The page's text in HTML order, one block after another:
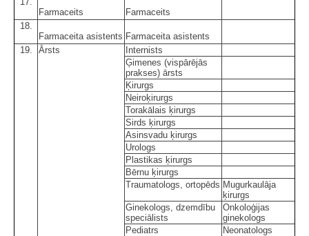
Farmaceits
Farmaceits
18.
Farmaceita asistents Farmaceita asistents
19.
Ārsts
Internists
Ģimenes (vispārējās
prakses) ārsts
Ķirurgs
Neiroķirurgs
Torakālais ķirurgs
Sirds ķirurgs
Asinsvadu ķirurgs
Urologs
Plastikas ķirurgs
Bērnu ķirurgs
Traumatologs, ortopēds Mugurkaulāja
ķirurgs
Ginekologs, dzemdību
speciālists
Onkoloģijas
ginekologs
Pediatrs
Neonatologs